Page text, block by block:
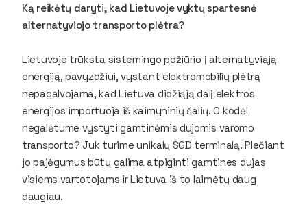
Ką reikėtų daryti, kad Lietuvoje vyktų spartesnė
alternatyviojo transporto plėtra?
Lietuvoje trūksta sistemingo požiūrio į alternatyviąją
energiją, pavyzdžiui, vystant elektromobilių plėtrą
nepagalvojama, kad Lietuva didžiąją dalį elektros
energijos importuoja iš kaimyninių šalių. O kodėl
negalėtume vystyti gamtinėmis dujomis varomo
transporto? Juk turime unikalų SGD terminalą. Plečiant
jo pajėgumus būtų galima atpiginti gamtines dujas
visiems vartotojams ir Lietuva iš to laimėtų daug
daugiau.